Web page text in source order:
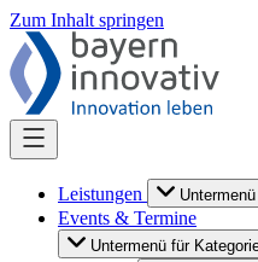
Zum Inhalt springen
Leistungen
Events & Termine
Untermenü für